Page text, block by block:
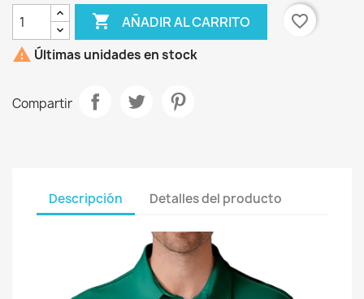
 AÑADIR AL CARRITO
favorite_border
 Últimas unidades en stock
Compartir
Descripción Detalles del producto